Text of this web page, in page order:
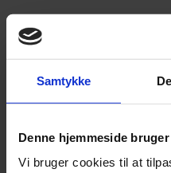
Samtykke
Denne hjemmeside
Vi bruger cookies til at